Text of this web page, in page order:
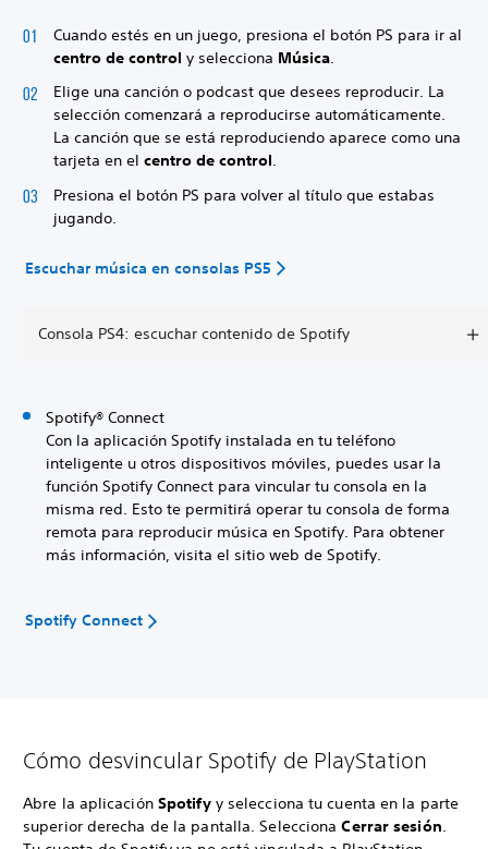
Cuando estés en un juego, presiona el botón PS para ir al
centro de control y selecciona Música
Elige una canción o podcast que desees reproducir. La
selección comenzará a reproducirse automáticamente.
La canción que se está reproduciendo aparece como una
tarjeta en el centro de control.
Presiona el botón PS para volver al título que estabas
jugando.
Escuchar música en consolas PS5
Consola PS4: escuchar contenido de Spotify
Spotify® Connect
Con la aplicación Spotify instalada en tu teléfono
inteligente u otros dispositivos móviles, puedes usar la
función Spotify Connect para vincular tu consola en la
misma red. Esto te permitirá operar tu consola de forma
remota para reproducir música en Spotify. Para obtener
más información, visita el sitio web de Spotify.
Spotify Connect
Cómo desvincular Spotify de PlayStation
Abre la aplicación Spotifyy selecciona tu cuenta en la parte
superior derecha de la pantalla. SeleccionaCerrar sesión